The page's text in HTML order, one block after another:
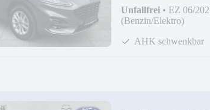
Unfallfrei • EZ 06/
(Benzin/Elektro)
AHK schwenkbar